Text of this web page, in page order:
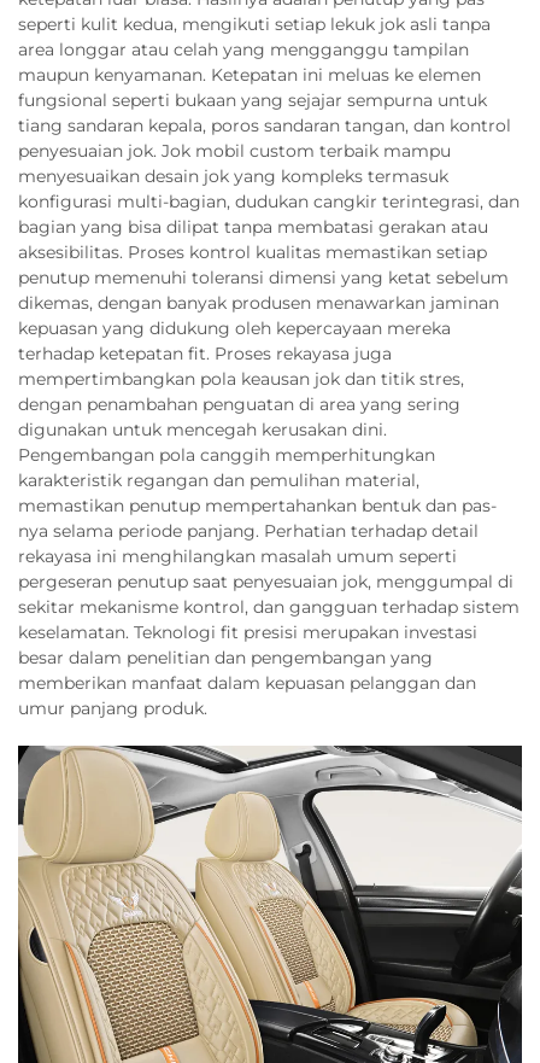
seperti kulit kedua, mengikuti setiap lekuk jok asli tanpa
area longgar atau celah yang mengganggu tampilan
maupun kenyamanan. Ketepatan ini meluas ke elemen
fungsional seperti bukaan yang sejajar sempurna untuk
tiang sandaran kepala, poros sandaran tangan, dan kontrol
penyesuaian jok. Jok mobil custom terbaik mampu
menyesuaikan desain jok yang kompleks termasuk
konfigurasi multi-bagian, dudukan cangkir terintegrasi, dan
bagian yang bisa dilipat tanpa membatasi gerakan atau
aksesibilitas. Proses kontrol kualitas memastikan setiap
penutup memenuhi toleransi dimensi yang ketat sebelum
dikemas, dengan banyak produsen menawarkan jaminan
kepuasan yang didukung oleh kepercayaan mereka
terhadap ketepatan fit. Proses rekayasa juga
mempertimbangkan pola keausan jok dan titik stres,
dengan penambahan penguatan di area yang sering
digunakan untuk mencegah kerusakan dini.
Pengembangan pola canggih memperhitungkan
karakteristik regangan dan pemulihan material,
memastikan penutup mempertahankan bentuk dan pas-
nya selama periode panjang. Perhatian terhadap detail
rekayasa ini menghilangkan masalah umum seperti
pergeseran penutup saat penyesuaian jok, menggumpal di
sekitar mekanisme kontrol, dan gangguan terhadap sistem
keselamatan. Teknologi fit presisi merupakan investasi
besar dalam penelitian dan pengembangan yang
memberikan manfaat dalam kepuasan pelanggan dan
umur panjang produk.